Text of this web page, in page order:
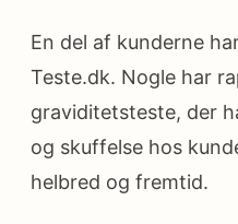
En del af kunderne
Teste.dk. Nogle har
graviditetsteste, der
og skuffelse hos
helbred og fremtid.